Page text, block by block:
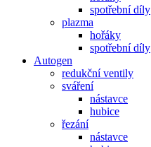
spotřební díly
plazma
hořáky
spotřební díly
Autogen
redukční ventily
sváření
nástavce
hubice
řezání
nástavce